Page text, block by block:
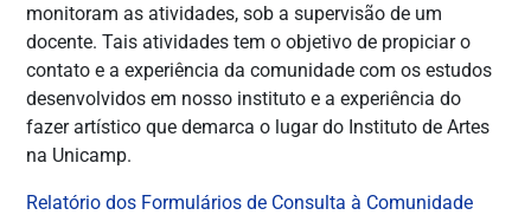
monitoram as atividades, sob a supervisão de um
docente. Tais atividades tem o objetivo de propiciar o
contato e a experiência da comunidade com os estudos
desenvolvidos em nosso instituto e a experiência do
fazer artístico que demarca o lugar do Instituto de Artes
na Unicamp.
Relatório dos Formulários de Consulta à Comunidade